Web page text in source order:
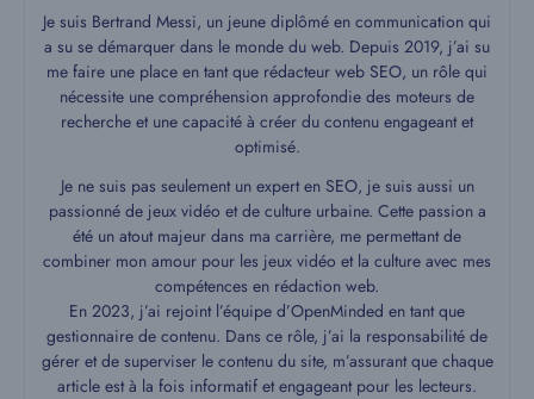
Je suis Bertrand Messi, un jeune diplômé en communication qui
a su se démarquer dans le monde du web. Depuis 2019, j’ai su
me faire une place en tant que rédacteur web SEO, un rôle qui
nécessite une compréhension approfondie des moteurs de
recherche et une capacité à créer du contenu engageant et
optimisé.
Je ne suis pas seulement un expert en SEO, je suis aussi un
passionné de jeux vidéo et de culture urbaine. Cette passion a
été un atout majeur dans ma carrière, me permettant de
combiner mon amour pour les jeux vidéo et la culture avec mes
compétences en rédaction web.
En 2023, j’ai rejoint l’équipe d’OpenMinded en tant que
gestionnaire de contenu. Dans ce rôle, j’ai la responsabilité de
gérer et de superviser le contenu du site, m’assurant que chaque
article est à la fois informatif et engageant pour les lecteurs.